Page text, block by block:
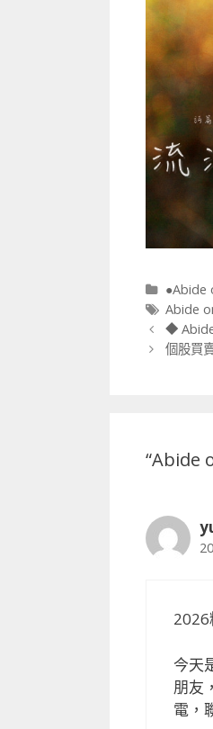
分類
●Abide
標籤
Abide
文章導航列
◆
個股買
“Abide
2026
今天
朋友
電，